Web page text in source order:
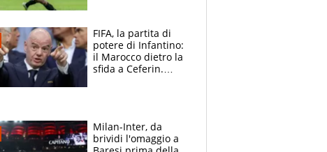
FIFA, la partita di
potere di Infantino:
il Marocco dietro la
sfida a Ceferin.
Milan-Inter, da
brividi l'omaggio a